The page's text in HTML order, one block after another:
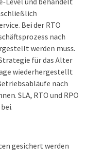
Bei der RTO
nach
werden muss.
für das Alter
wiederhergestellt
nach
SLA, RTO und RPO
gesichert werden